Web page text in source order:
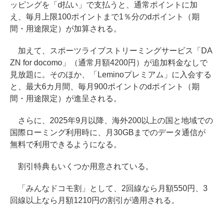
ッピングを「d払い」で支払うと、通常ポイントに加
え、毎月上限100ポイントまで1％分のdポイント（期
間・用途限定）が加算される。
加えて、スポーツライブストリーミングサービス「DA
ZN for docomo」（通常月額4200円）が追加料金なしで
見放題に。そのほか、「Leminoプレミアム」に入会する
と、最大6カ月間、毎月900ポイントのdポイント（期
間・用途限定）が進呈される。
さらに、2025年9月以降、海外200以上の国と地域での
国際ローミング利用時に、月30GBまでのデータ通信が
無料で利用できるようになる。
割引特典もいくつか用意されている。
「みんなドコモ割」として、2回線なら月額550円、3
回線以上なら月額1210円の割引が適用される。